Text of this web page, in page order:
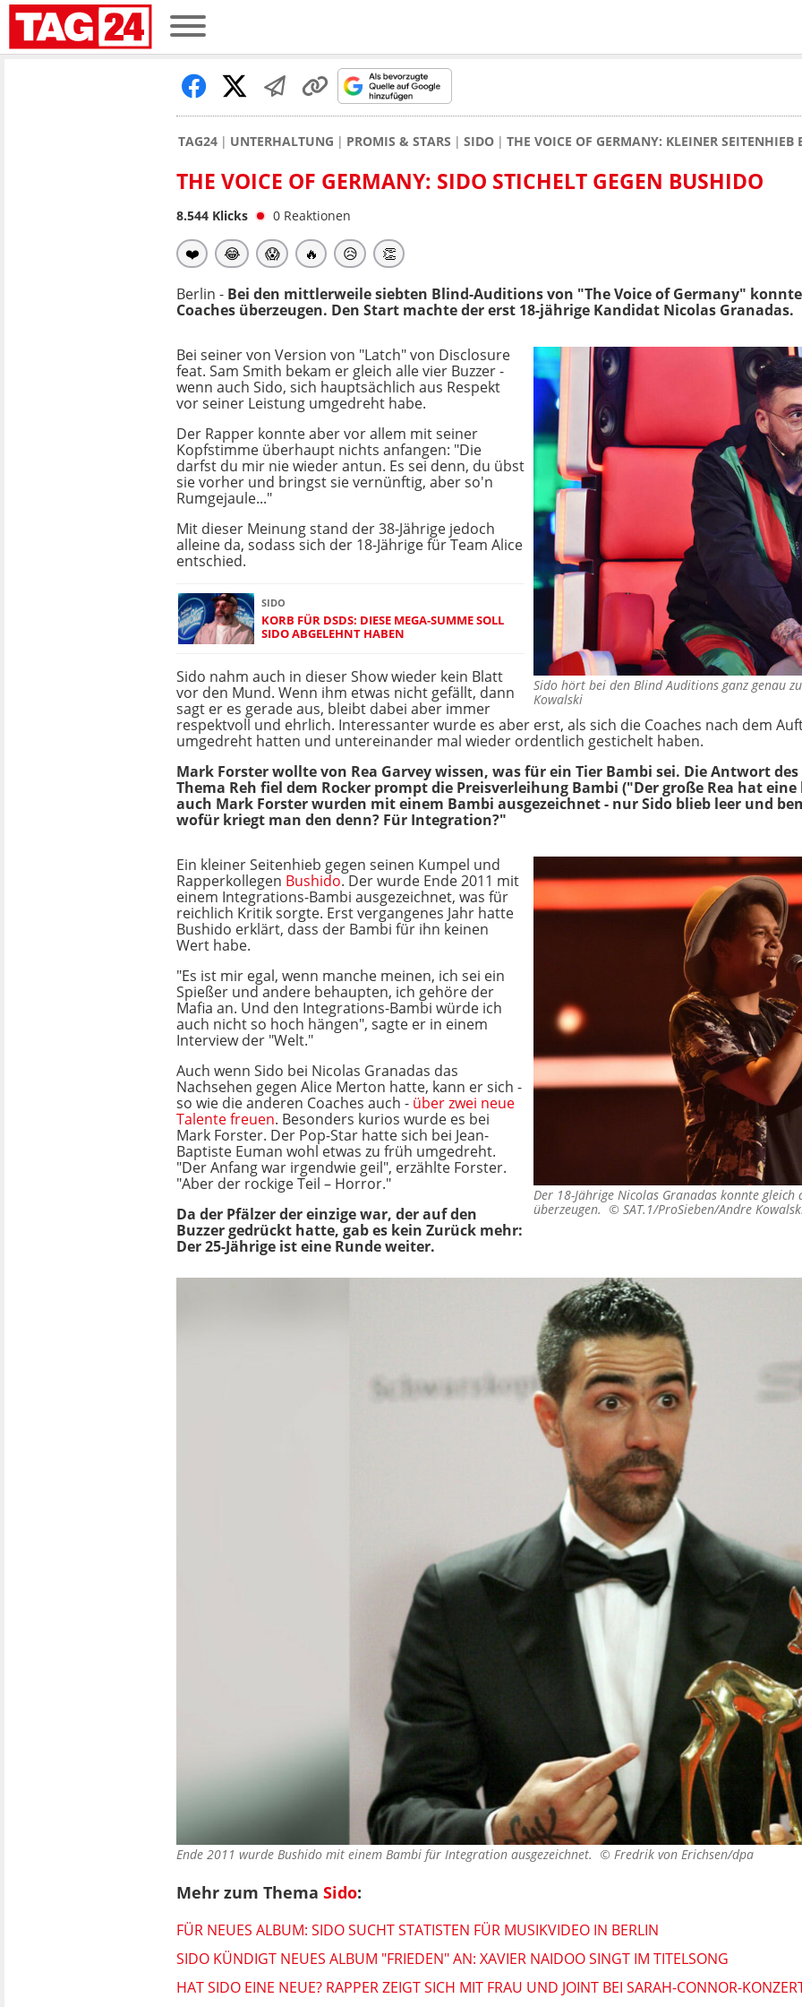
TAG24 UNTERHALTUNG PROMIS & STARS SIDO THE VOICE OF GERMANY: KLEINER
THE VOICE OF GERMANY: SIDO STICHELT GEGEN BUSHIDO
8.544 Klicks 0 Reaktionen
❤️ 😂 😱 🔥 😥 👏
Berlin - Bei den mittlerweile siebten Blind-Auditions von "The Voice of Germany"
Coaches überzeugen. Den Start machte der erst 18-jährige Kandidat Nicolas Granadas.
Sido hört bei den Blind Auditions ganz genau
Kowalski
Bei seiner von Version von "Latch" von Disclosure
feat. Sam Smith bekam er gleich alle vier Buzzer -
wenn auch Sido, sich hauptsächlich aus Respekt
vor seiner Leistung umgedreht habe.
Der Rapper konnte aber vor allem mit seiner
Kopfstimme überhaupt nichts anfangen: "Die
darfst du mir nie wieder antun. Es sei denn, du übst
sie vorher und bringst sie vernünftig, aber so'n
Rumgejaule..."
Mit dieser Meinung stand der 38-Jährige jedoch
alleine da, sodass sich der 18-Jährige für Team Alice
entschied.
SIDO
KORB FÜR DSDS: DIESE MEGA-SUMME SOLL
SIDO ABGELEHNT HABEN
Sido nahm auch in dieser Show wieder kein Blatt
vor den Mund. Wenn ihm etwas nicht gefällt, dann
sagt er es gerade aus, bleibt dabei aber immer
respektvoll und ehrlich. Interessanter wurde es aber erst, als sich die Coaches nach dem
umgedreht hatten und untereinander mal wieder ordentlich gestichelt haben.
Mark Forster wollte von Rea Garvey wissen, was für ein Tier Bambi sei. Die Antwort
Thema Reh fiel dem Rocker prompt die Preisverleihung Bambi ("Der große Rea hat
auch Mark Forster wurden mit einem Bambi ausgezeichnet - nur Sido blieb leer und
wofür kriegt man den denn? Für Integration?"
Der 18-Jährige Nicolas Granadas konnte gleich
überzeugen. © SAT.1/ProSieben/Andre
Ein kleiner Seitenhieb gegen seinen Kumpel und
Rapperkollegen Bushido. Der wurde Ende 2011 mit
einem Integrations-Bambi ausgezeichnet, was für
reichlich Kritik sorgte. Erst vergangenes Jahr hatte
Bushido erklärt, dass der Bambi für ihn keinen
Wert habe.
"Es ist mir egal, wenn manche meinen, ich sei ein
Spießer und andere behaupten, ich gehöre der
Mafia an. Und den Integrations-Bambi würde ich
auch nicht so hoch hängen", sagte er in einem
Interview der "Welt."
Auch wenn Sido bei Nicolas Granadas das
Nachsehen gegen Alice Merton hatte, kann er sich -
so wie die anderen Coaches auch - über zwei neue
Talente freuen. Besonders kurios wurde es bei
Mark Forster. Der Pop-Star hatte sich bei Jean-
Baptiste Euman wohl etwas zu früh umgedreht.
"Der Anfang war irgendwie geil", erzählte Forster.
"Aber der rockige Teil – Horror."
Da der Pfälzer der einzige war, der auf den
Buzzer gedrückt hatte, gab es kein Zurück mehr:
Der 25-Jährige ist eine Runde weiter.
Ende 2011 wurde Bushido mit einem Bambi für Integration ausgezeichnet. © Fredrik von Erichsen/dpa
Mehr zum Thema Sido:
FÜR NEUES ALBUM: SIDO SUCHT STATISTEN FÜR MUSIKVIDEO IN BERLIN
SIDO KÜNDIGT NEUES ALBUM "FRIEDEN" AN: XAVIER NAIDOO SINGT IM TITELSONG
HAT SIDO EINE NEUE? RAPPER ZEIGT SICH MIT FRAU UND JOINT BEI SARAH-CONNOR-